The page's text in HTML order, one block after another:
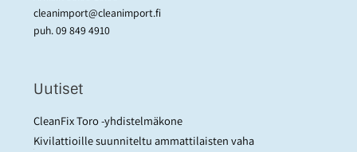
cleanimport@cleanimport.fi
puh.09 849 4910
Uutiset
CleanFix Toro -yhdistelmäkone
Kivilattioille suunniteltu ammattilaisten vaha